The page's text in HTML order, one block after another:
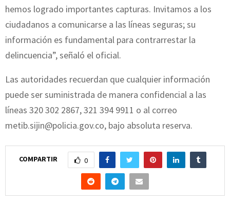
hemos logrado importantes capturas. Invitamos a los
ciudadanos a comunicarse a las líneas seguras; su
información es fundamental para contrarrestar la
delincuencia”, señaló el oficial.
Las autoridades recuerdan que cualquier información
puede ser suministrada de manera confidencial a las
líneas 320 302 2867, 321 394 9911 o al correo
metib.sijin@policia.gov.co, bajo absoluta reserva.
COMPARTIR 0